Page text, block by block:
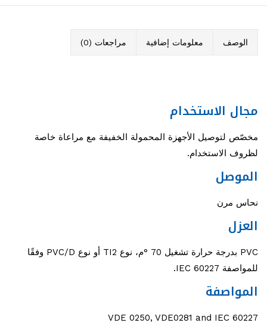
الوصف معلومات إضافية مراجعات (0)
مجال الاستخدام
مخصّص لتوصيل الأجهزة المحمولة الخفيفة مع مراعاة خاصة
لظروف الاستخدام.
الموصل
نحاس مرن
العزل
PVC بدرجة حرارة تشغيل 70 °م، نوع TI2 أو نوع PVC/D وفقًا
للمواصفة IEC 60227.
المواصفة
VDE 0250, VDE0281 and IEC 60227